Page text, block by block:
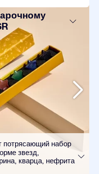
потрясающий набор
звезд,
кварца, нефрита